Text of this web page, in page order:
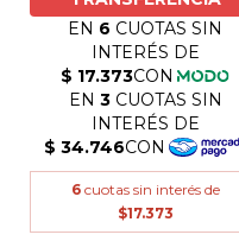
6 cuotas sin interés de
$17.373